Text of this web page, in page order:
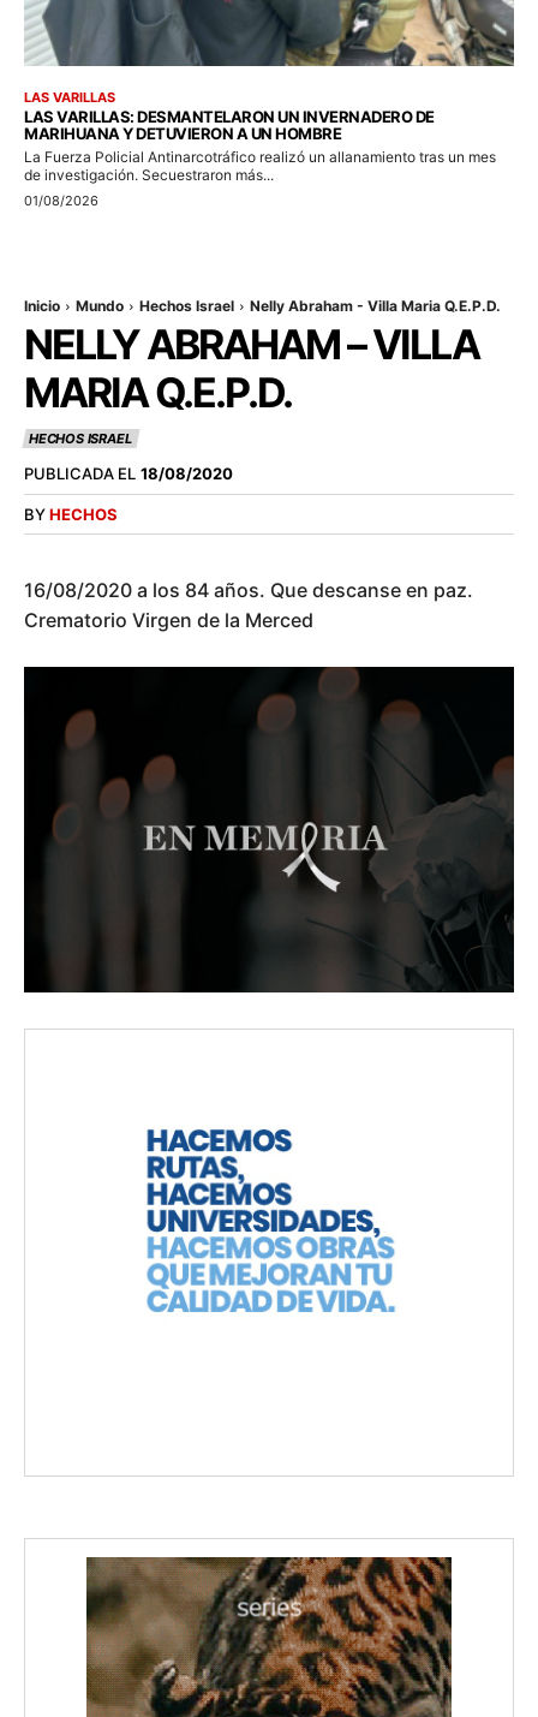
LAS VARILLAS
LAS VARILLAS: DESMANTELARON UN INVERNADERO DE
MARIHUANA Y DETUVIERON A UN HOMBRE
La Fuerza Policial Antinarcotráfico realizó un allanamiento tras un mes
de investigación. Secuestraron más...
01/08/2026